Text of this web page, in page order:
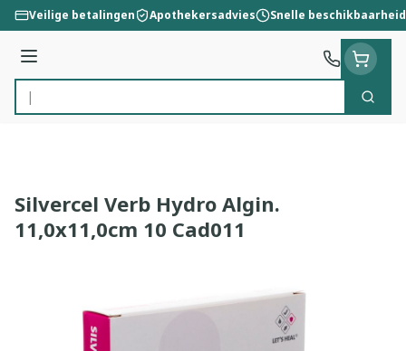
Ga naar de inhoud
Veilige betalingen Apothekersadvies Snelle beschikbaarheid
Menu
Product, merk, categorie...
Zoek
Silvercel Verb Hydro Algin.
11,0x11,0cm 10 Cad011